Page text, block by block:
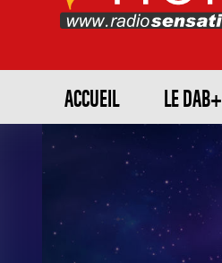
ACCUEIL LE DAB+